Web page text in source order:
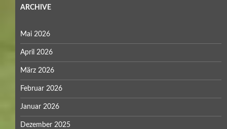
ARCHIVE
Mai 2026
April 2026
März 2026
Februar 2026
Januar 2026
Dezember 2025